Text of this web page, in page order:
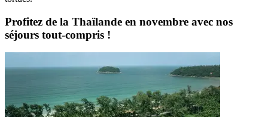
Profitez de la Thaïlande en novembre avec nos
séjours tout-compris !